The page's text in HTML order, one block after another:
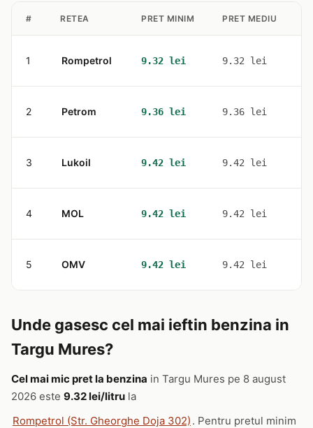
# RETEA PRET MINIM PRET MEDIU
1 Rompetrol 9.32 lei 9.32 lei
2 Petrom 9.36 lei 9.36 lei
3 Lukoil 9.42 lei 9.42 lei
4 MOL 9.42 lei 9.42 lei
5 OMV 9.42 lei 9.42 lei
Unde gasesc cel mai ieftin benzina in
Targu Mures?
Cel mai mic pret la benzina in Targu Mures pe 8 august
2026 este 9.32 lei/litru la
Rompetrol (Str. Gheorghe Doja 302) . Pentru pretul minim